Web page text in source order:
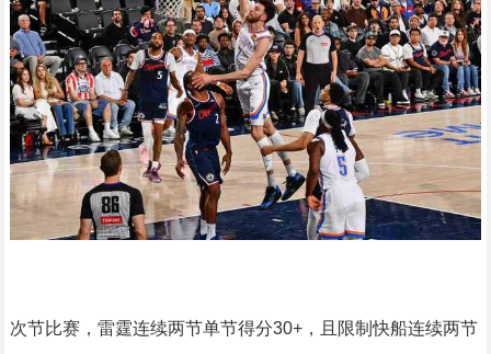
次节比赛，雷霆连续两节单节得分30+，且限制快船连续两节